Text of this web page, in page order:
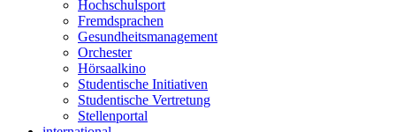
Hochschulsport
Fremdsprachen
Gesundheitsmanagement
Orchester
Hörsaalkino
Studentische Initiativen
Studentische Vertretung
Stellenportal